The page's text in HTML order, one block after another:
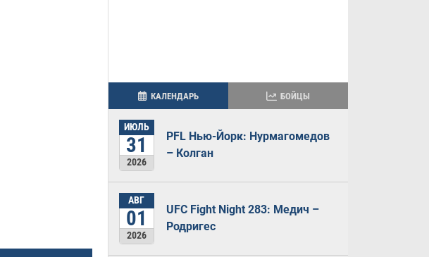
КАЛЕНДАРЬ БОЙЦЫ
ИЮЛЬ
31
2026
PFL Нью-Йорк: Нурмагомедов
– Колган
АВГ
01
2026
UFC Fight Night 283: Медич –
Родригес